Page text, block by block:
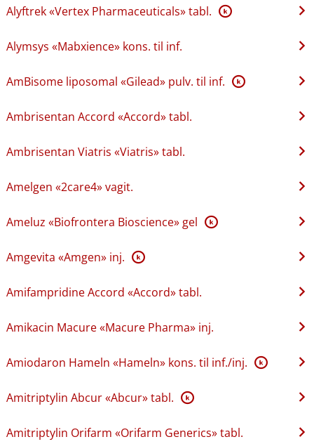
Alyftrek «Vertex Pharmaceuticals» tabl. K
Alymsys «Mabxience» kons. til inf.
AmBisome liposomal «Gilead» pulv. til inf. K
Ambrisentan Accord «Accord» tabl.
Ambrisentan Viatris «Viatris» tabl.
Amelgen «2care4» vagit.
Ameluz «Biofrontera Bioscience» gel K
Amgevita «Amgen» inj. K
Amifampridine Accord «Accord» tabl.
Amikacin Macure «Macure Pharma» inj.
Amiodaron Hameln «Hameln» kons. til inf.​/​inj. K
Amitriptylin Abcur «Abcur» tabl. K
Amitriptylin Orifarm «Orifarm Generics» tabl.